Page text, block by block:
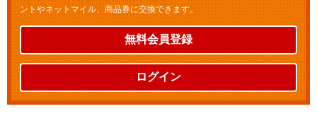
ントやネットマイル、商品券に交換できます。
無料会員登録
ログイン